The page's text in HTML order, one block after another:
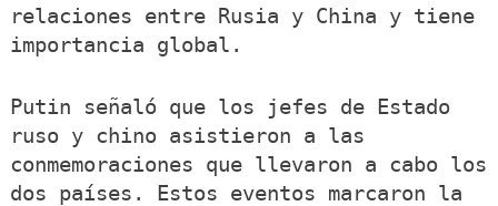
relaciones entre Rusia y China y tiene
importancia global.
Putin señaló que los jefes de Estado
ruso y chino asistieron a las
conmemoraciones que llevaron a cabo los
dos países. Estos eventos marcaron la